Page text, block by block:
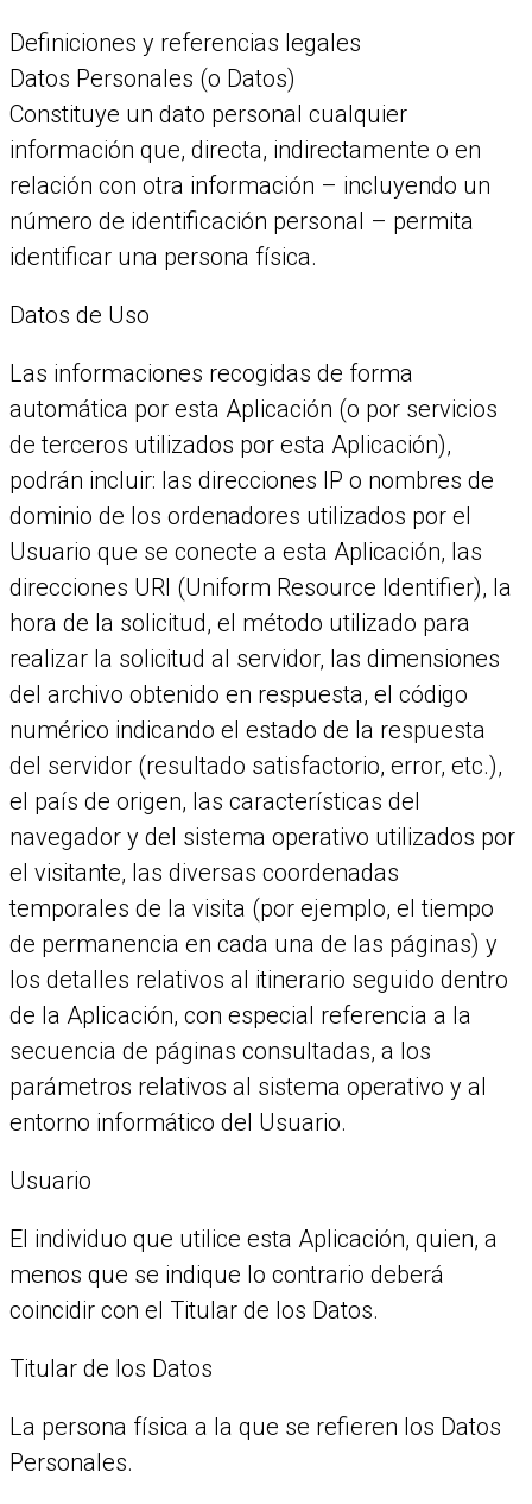
Definiciones y referencias legales
Datos Personales (o Datos)
Constituye un dato personal cualquier
información que, directa, indirectamente o en
relación con otra información – incluyendo un
número de identificación personal – permita
identificar una persona física.
Datos de Uso
Las informaciones recogidas de forma
automática por esta Aplicación (o por servicios
de terceros utilizados por esta Aplicación),
podrán incluir: las direcciones IP o nombres de
dominio de los ordenadores utilizados por el
Usuario que se conecte a esta Aplicación, las
direcciones URI (Uniform Resource Identifier), la
hora de la solicitud, el método utilizado para
realizar la solicitud al servidor, las dimensiones
del archivo obtenido en respuesta, el código
numérico indicando el estado de la respuesta
del servidor (resultado satisfactorio, error, etc.),
el país de origen, las características del
navegador y del sistema operativo utilizados por
el visitante, las diversas coordenadas
temporales de la visita (por ejemplo, el tiempo
de permanencia en cada una de las páginas) y
los detalles relativos al itinerario seguido dentro
de la Aplicación, con especial referencia a la
secuencia de páginas consultadas, a los
parámetros relativos al sistema operativo y al
entorno informático del Usuario.
Usuario
El individuo que utilice esta Aplicación, quien, a
menos que se indique lo contrario deberá
coincidir con el Titular de los Datos.
Titular de los Datos
La persona física a la que se refieren los Datos
Personales.